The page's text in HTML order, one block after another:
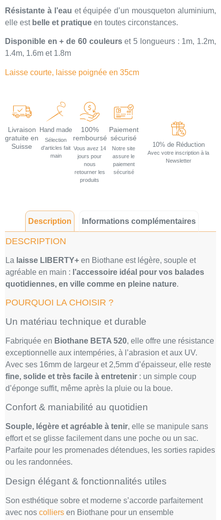
Résistante à l’eau et équipée d’un mousqueton aluminium,
elle est belle et pratique en toutes circonstances.
Disponible en + de 60 couleurset 5 longueurs : 1m, 1.2m,
1.4m, 1.6m et 1.8m
Laisse courte, laisse poignée en 35cm
Livraison
gratuite en
Suisse
Hand made
Sélection
d'articles fait
main
100%
remboursé
Vous avez 14
jours pour
nous
retourner les
produits
Paiement
sécurisé
Notre site
assure le
paiement
sécurisé
10% de Réduction
Avec votre inscription à la
Newsletter
Description Informations complémentaires
DESCRIPTION
La laisse LIBERTY+ en Biothane est légère, souple et
agréable en main : l’accessoire idéal pour vos balades
quotidiennes, en ville comme en pleine nature.
POURQUOI LA CHOISIR ?
Un matériau technique et durable
Fabriquée en Biothane BETA 520, elle offre une résistance
exceptionnelle aux intempéries, à l’abrasion et aux UV.
Avec ses 16mm de largeur et 2,5mm d’épaisseur, elle reste
fine, solide et très facile à entretenir : un simple coup
d’éponge suffit, même après la pluie ou la boue.
Confort & maniabilité au quotidien
Souple, légère et agréable à tenir, elle se manipule sans
effort et se glisse facilement dans une poche ou un sac.
Parfaite pour les promenades détendues, les sorties rapides
ou les randonnées.
Design élégant & fonctionnalités utiles
Son esthétique sobre et moderne s’accorde parfaitement
avec nos colliers en Biothane pour un ensemble